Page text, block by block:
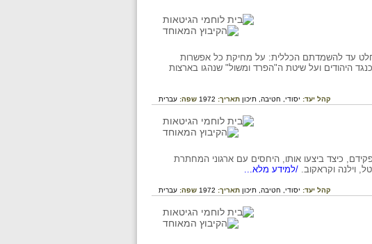
עד להשמדתם הכללית: על מחיקת כל אפשרות
היהודים ועל שיטת ה"הפרד ומשול" שנהגו בארצות
קהל יעד: יסודי, חטיבה, תיכון תאריך: 1972 שפה: עברית
כיצד ביצעו אותו, היחסים עם ארגוני המחתרת
וילנה וקראקוב. /למידע מלא...
קהל יעד: יסודי, חטיבה, תיכון תאריך: 1972 שפה: עברית